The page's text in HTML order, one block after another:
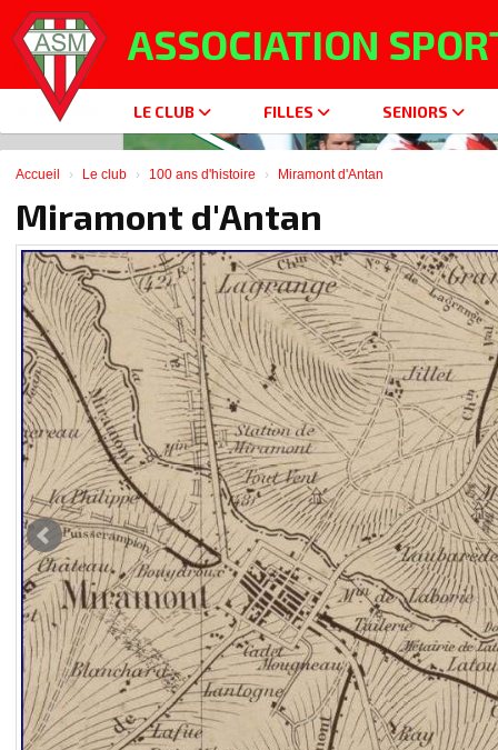
ASSOCIATION
LE CLUB FILLES SENIORS
Accueil Le club 100 ans d'histoire Miramont d'Antan
Miramont d'Antan
Panneau de gestion des cookies